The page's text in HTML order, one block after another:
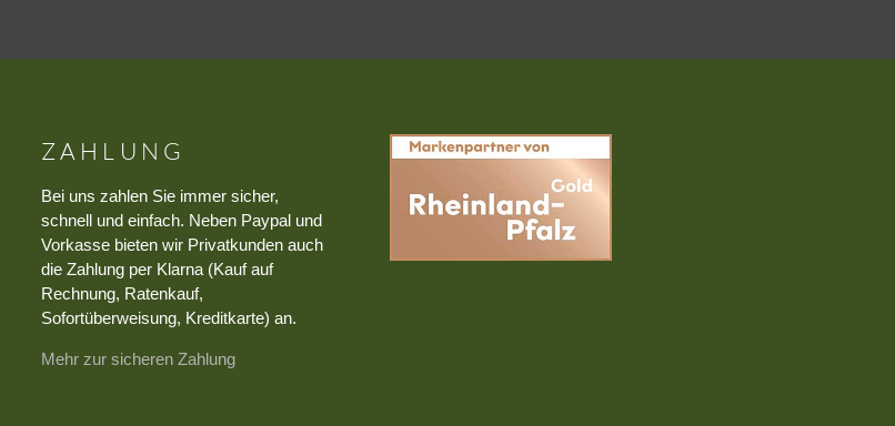
ZAHLUNG
Bei uns zahlen Sie immer sicher,
schnell und einfach. Neben Paypal und
Vorkasse bieten wir Privatkunden auch
die Zahlung per Klarna (Kauf auf
Rechnung, Ratenkauf,
Sofortüberweisung, Kreditkarte) an.
Mehr zur sicheren Zahlung